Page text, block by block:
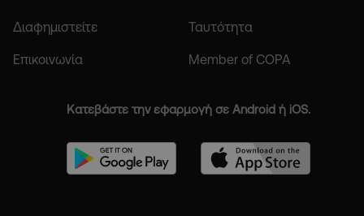
Διαφημιστείτε Ταυτότητα
Επικοινωνία Member of COPA
Κατεβάστε την εφαρμογή σε Android ή iOS.